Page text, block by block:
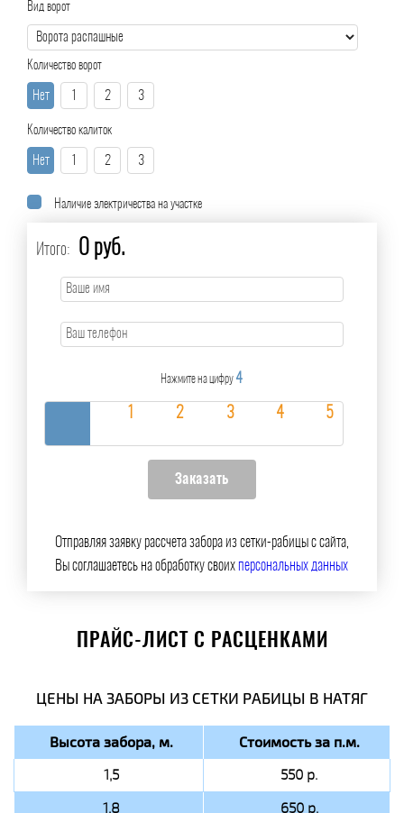
Вид ворот
Количество ворот
Нет 2 3
Количество калиток
Нет 2 3
Наличие электричества на участке
Итого: 0 руб.
Нажмите на цифру 4
Отправляя заявку рассчета забора из сетки-рабицы с сайта,
Вы соглашаетесь на обработку своихперсональных данных
ПРАЙС-ЛИСТ С РАСЦЕНКАМИ
ЦЕНЫ НА ЗАБОРЫ ИЗ СЕТКИ РАБИЦЫ В НАТЯГ
Высота забора, м. Стоимость за п.м.
1,5
550 р.
1,8
650 р.